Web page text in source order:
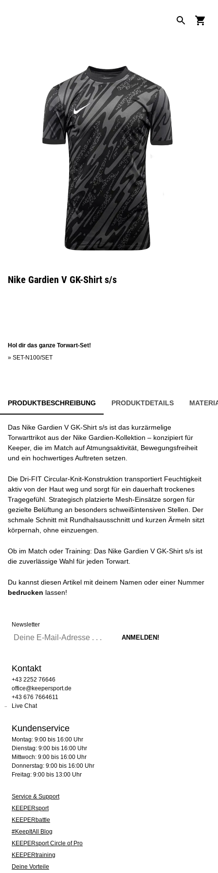
Nike Gardien V GK-Shirt s/s
Hol dir das ganze Torwart-Set!
» SET-N100/SET
PRODUKTBESCHREIBUNG PRODUKTDETAILS
Das Nike Gardien V GK-Shirt s/s ist das kurzärmelige
Torwarttrikot aus der Nike Gardien-Kollektion – konzipiert für
Keeper, die im Match auf Atmungsaktivität, Bewegungsfreiheit
und ein hochwertiges Auftreten setzen.
Die Dri-FIT Circular-Knit-Konstruktion transportiert Feuchtigkeit
aktiv von der Haut weg und sorgt für ein dauerhaft trockenes
Tragegefühl. Strategisch platzierte Mesh-Einsätze sorgen für
gezielte Belüftung an besonders schweißintensiven Stellen. Der
schmale Schnitt mit Rundhalsausschnitt und kurzen Ärmeln sitzt
körpernah, ohne einzuengen.
Ob im Match oder Training: Das Nike Gardien V GK-Shirt s/s ist
die zuverlässige Wahl für jeden Torwart.
Du kannst diesen Artikel mit deinem Namen oder einer Nummer
bedrucken lassen!
Newsletter
Kontakt
+43 2252 76646
office@keepersport.de
+43 676 7664611
Live Chat
Kundenservice
Montag: 9:00 bis 16:00 Uhr
Dienstag: 9:00 bis 16:00 Uhr
Mittwoch: 9:00 bis 16:00 Uhr
Donnerstag: 9:00 bis 16:00 Uhr
Freitag: 9:00 bis 13:00 Uhr
Service & Support
KEEPERsport
KEEPERbattle
#KeepItAll Blog
KEEPERsport Circle of Pro
KEEPERtraining
Deine Vorteile